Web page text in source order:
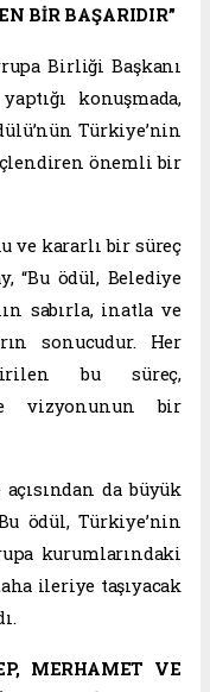
BİR BAŞARIDIR”
Birliği Başkanı
konuşmada,
Türkiye’nin
önemli bir
ve kararlı bir süreç
“Bu ödül, Belediye
sabırla, inatla ve
sonucudur. Her
bu süreç,
vizyonunun bir
da büyük
ödül, Türkiye’nin
kurumlarındaki
ileriye taşıyacak
MERHAMET VE